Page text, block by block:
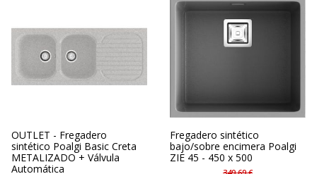
OUTLET - Fregadero
sintético Poalgi Basic Creta
METALIZADO + Válvula
Automática
Fregadero sintético
bajo/sobre encimera Poalgi
ZIE 45 - 450 x 500